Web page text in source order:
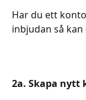
Har du ett
inbjudan så
2a. Skapa nytt